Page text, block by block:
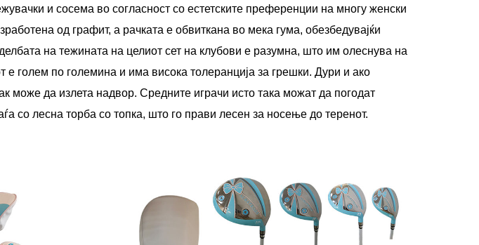
и сосема во согласност со естетските преференции на многу женски
од графит, а рачката е обвиткана во мека гума, обезбедувајќи
на тежината на целиот сет на клубови е разумна, што им олеснува на
е голем по големина и има висока толеранција за грешки. Дури и ако
може да излета надвор. Средните играчи исто така можат да погодат
со лесна торба со топка, што го прави лесен за носење до теренот.